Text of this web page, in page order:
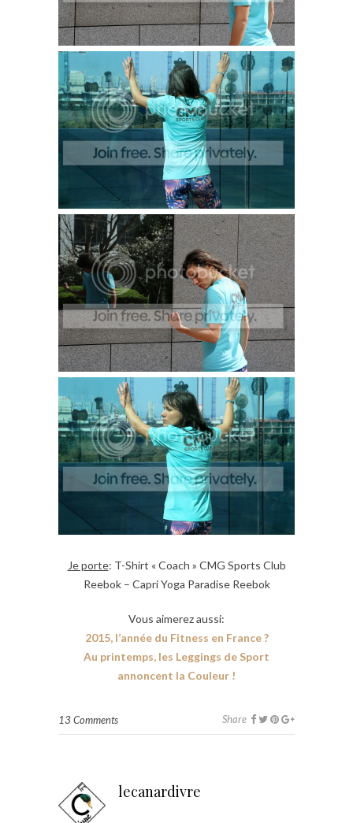
Je porte: T-Shirt « Coach » CMG Sports Club
Reebok – Capri Yoga Paradise Reebok
Vous aimerez aussi:
2015, l’année du Fitness en France ?
Au printemps, les Leggings de Sport
annoncent la Couleur !
13 Comments Share
lecanardivre